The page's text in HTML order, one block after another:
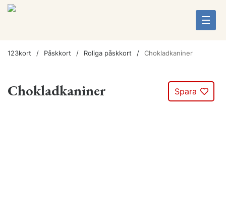
123kort Påskkort Roliga påskkort Chokladkaniner
Chokladkaniner Spara